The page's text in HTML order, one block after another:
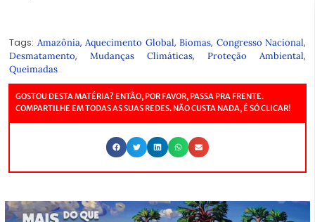
Tags: Amazônia, Aquecimento Global, Biomas, Congresso Nacional,
Desmatamento, Mudanças Climáticas, Proteção Ambiental,
Queimadas
GOSTOU DESTA MATÉRIA? ENTÃO, POR FAVOR, PASSA PRA FRENTE.
COMPARTILHE EM TODAS AS SUAS REDES. NÃO CUSTA NADA, É SÓ CLICAR!